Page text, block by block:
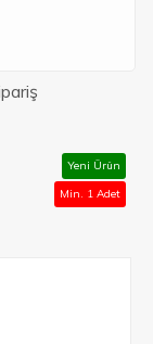
Yeni Ürün
Min. 1 Adet